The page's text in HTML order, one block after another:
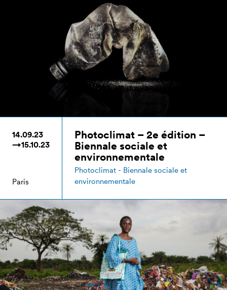
14.09.23
→15.10.23
Paris
Photoclimat – 2e édition –
Biennale sociale et
environnementale
Photoclimat - Biennale sociale et
environnementale